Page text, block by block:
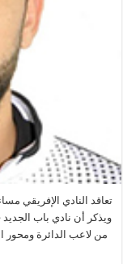
من لاعب الدائرة ومحور